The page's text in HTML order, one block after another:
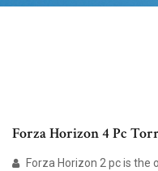
Forza Horizon 4 Pc
Forza Horizon 2 pc is